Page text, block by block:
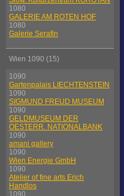
1080
GALERIE AM ROTEN HOF
1080
Galerie Serafin
Wien 1090 (15)
1090
Gartenpalais LIECHTENSTEIN
1090
SIGMUND FREUD MUSEUM
1090
GELDMUSEUM DER
OESTERR. NATIONALBANK
1090
amani gallery
1090
Wien Energie GmbH
1090
Atelier of fine arts Erich
Handlos
1090